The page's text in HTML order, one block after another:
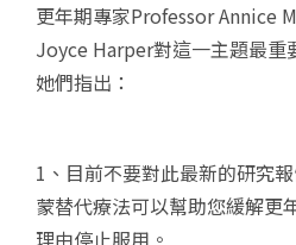
更年期專家Professor Annice
Joyce Harper對這一主題最重
她們指出：
1、目前不要對此最新的研究
蒙替代療法可以幫助您緩解更
理由停止服用。